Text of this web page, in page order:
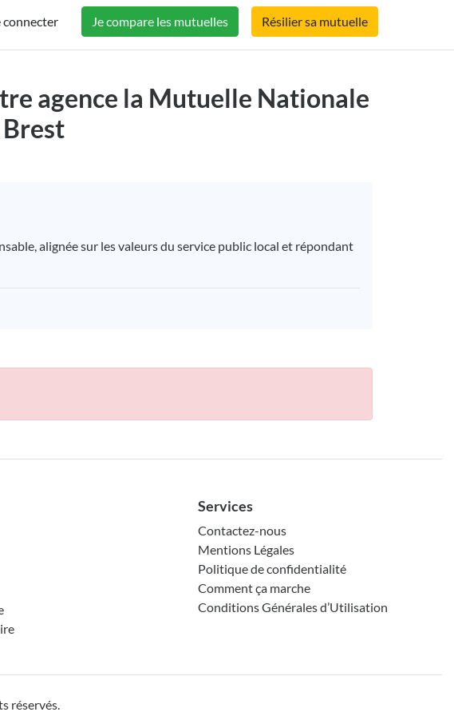
connecter Je compare les mutuelles Résilier sa mutuelle
agence la Mutuelle Nationale
alignée sur les valeurs du service public local et répondant
Services
Contactez-nous
Mentions Légales
Politique de confidentialité
Comment ça marche
Conditions Générales d’Utilisation
réservés.